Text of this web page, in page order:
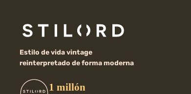
Estilo de vida vintage
reinterpretado de forma moderna
1 millón